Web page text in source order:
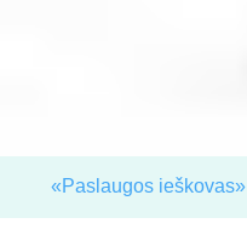
«Paslaugos ieškovas»